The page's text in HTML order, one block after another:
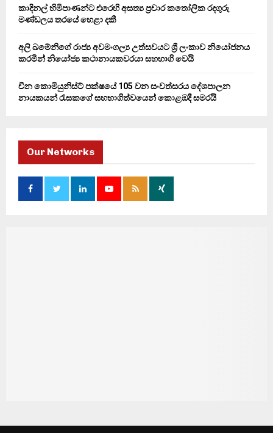
කාදිනල් හිමිපාණන්ට එරෙහි අසත්‍ය ප්‍රචාර කතෝලික රදගුරු
මණ්ඩලය තරයේ හෙළා දකී
අලි ඛමේනිගේ රාජ්‍ය අවමංගල්‍ය උත්සවයට ශ්‍රී ලංකාව නියෝජනය
කරමින් නියෝජ්‍ය කථානායකවරයා සහභාගි වෙයි
චීන කොමියුනිස්ට් පක්ෂයේ 105 වන සංවත්සරය දේශපාලන
නායකයන් රැසකගේ සහභාගිත්වයෙන් කොළඹදී සමරයි
Our Networks